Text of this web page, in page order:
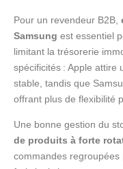
Pour un revendeur B2B,
Samsung est essentiel
limitant la trésorerie
spécificités : Apple attire
stable, tandis que
offrant plus de flexibilité
Une bonne gestion du
de produits à forte
commandes